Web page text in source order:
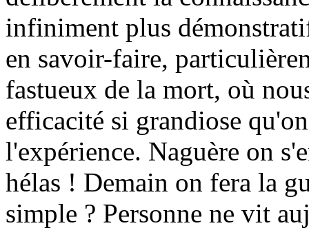
infiniment plus
en savoir-faire,
fastueux de la mort, où
efficacité si grandiose
l'expérience. Naguère on
hélas ! Demain on fera la
simple ? Personne ne vit